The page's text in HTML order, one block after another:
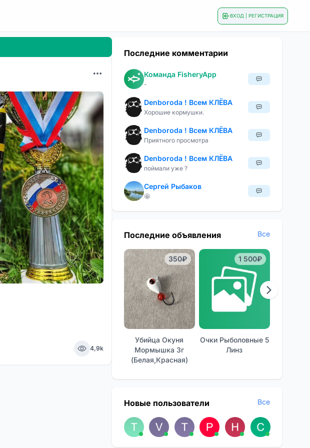
ВХОД | РЕГИСТРАЦИЯ
4,9k
Последние комментарии
Команда FisheryApp
-
Denboroda ! Всем КЛЁВА
Хорошие кормушки.
Denboroda ! Всем КЛЁВА
Приятного просмотра
Denboroda ! Всем КЛЁВА
поймали уже ?
Сергей Рыбаков
🤩
Последние объявления Все
350₽
Убийца Окуня
Мормышка 3г
(белая,красная)
1 500₽
Очки Рыболовные 5
Линз
Новые пользователи Все